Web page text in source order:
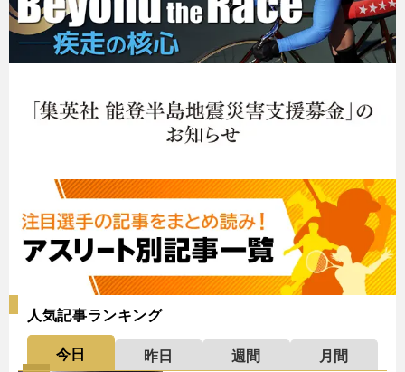
人気記事ランキング
今日 昨日 週間
月間